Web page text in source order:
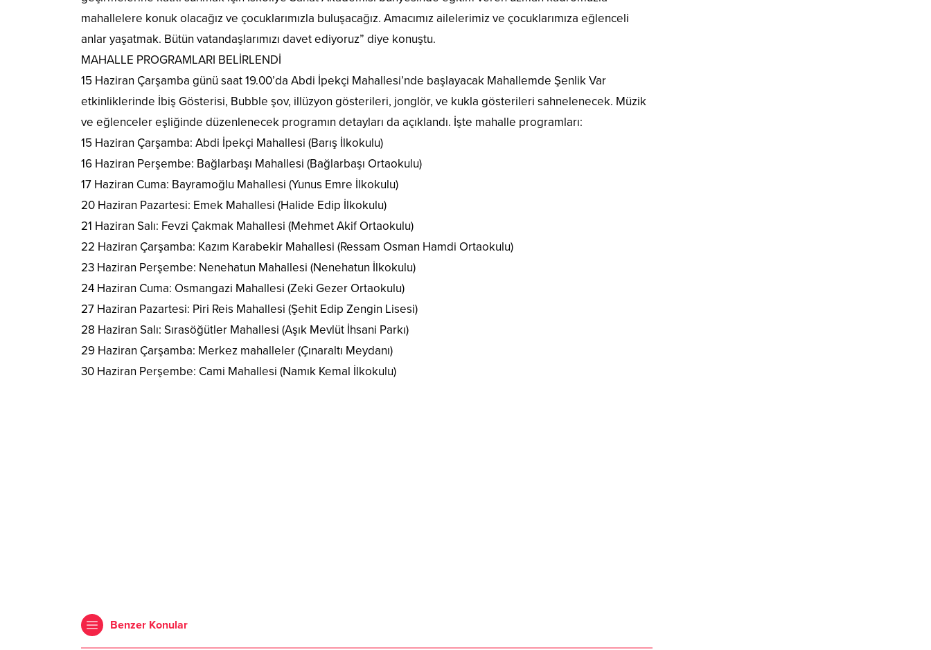
mahallelere konuk olacağız ve çocuklarımızla buluşacağız. Amacımız ailelerimiz ve çocuklarımıza eğlenceli
anlar yaşatmak. Bütün vatandaşlarımızı davet ediyoruz” diye konuştu.
MAHALLE PROGRAMLARI BELİRLENDİ
15 Haziran Çarşamba günü saat 19.00’da Abdi İpekçi Mahallesi’nde başlayacak Mahallemde Şenlik Var
etkinliklerinde İbiş Gösterisi, Bubble şov, illüzyon gösterileri, jonglör, ve kukla gösterileri sahnelenecek. Müzik
ve eğlenceler eşliğinde düzenlenecek programın detayları da açıklandı. İşte mahalle programları:
15 Haziran Çarşamba: Abdi İpekçi Mahallesi (Barış İlkokulu)
16 Haziran Perşembe: Bağlarbaşı Mahallesi (Bağlarbaşı Ortaokulu)
17 Haziran Cuma: Bayramoğlu Mahallesi (Yunus Emre İlkokulu)
20 Haziran Pazartesi: Emek Mahallesi (Halide Edip İlkokulu)
21 Haziran Salı: Fevzi Çakmak Mahallesi (Mehmet Akif Ortaokulu)
22 Haziran Çarşamba: Kazım Karabekir Mahallesi (Ressam Osman Hamdi Ortaokulu)
23 Haziran Perşembe: Nenehatun Mahallesi (Nenehatun İlkokulu)
24 Haziran Cuma: Osmangazi Mahallesi (Zeki Gezer Ortaokulu)
27 Haziran Pazartesi: Piri Reis Mahallesi (Şehit Edip Zengin Lisesi)
28 Haziran Salı: Sırasöğütler Mahallesi (Aşık Mevlüt İhsani Parkı)
29 Haziran Çarşamba: Merkez mahalleler (Çınaraltı Meydanı)
30 Haziran Perşembe: Cami Mahallesi (Namık Kemal İlkokulu)
Benzer Konular